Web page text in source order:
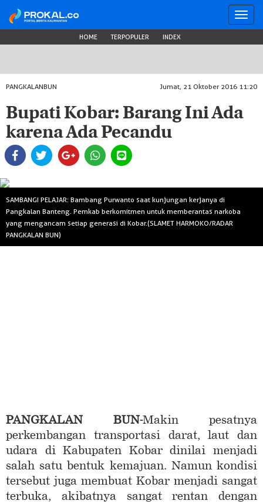
HOME TERPOPULER INDEX
PANGKALANBUN Jumat, 21 Oktober 2016 11:20
Bupati Kobar: Barang Ini Ada
karena Ada Pecandu
SAMBANGI PELAJAR: Bambang Purwanto saat kunjungan kerjanya di
Pangkalan Banteng. Pemkab berkomitmen untuk memberantas narkoba
yang mengancam setiap generasi di Kobar.(SLAMET HARMOKO/RADAR
PANGKALAN BUN)
PANGKALAN BUN-Makin pesatnya
perkembangan transportasi darat, laut dan
udara di Kabupaten Kobar dinilai menjadi
salah satu bentuk kemajuan. Namun kondisi
tersebut juga membuat Kobar menjadi sangat
terbuka, akibatnya sangat rentan dengan